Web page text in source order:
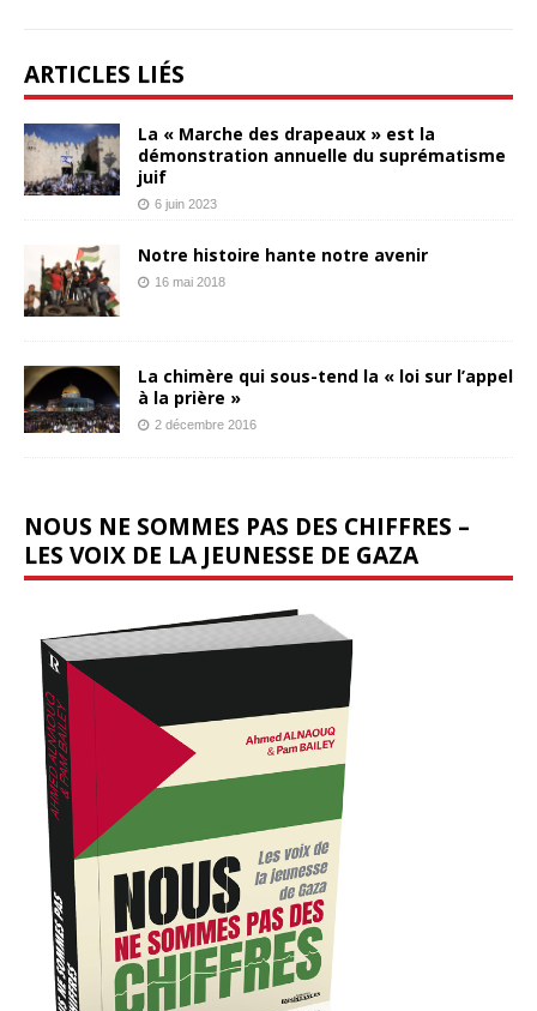
ARTICLES LIÉS
La « Marche des drapeaux » est la
démonstration annuelle du suprématisme
juif
6 juin 2023
Notre histoire hante notre avenir
16 mai 2018
La chimère qui sous-tend la « loi sur l’appel
à la prière »
2 décembre 2016
NOUS NE SOMMES PAS DES CHIFFRES –
LES VOIX DE LA JEUNESSE DE GAZA